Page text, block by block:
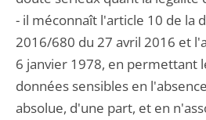
- il méconnaît l'article 10 de la
2016/680 du 27 avril 2016 et
6 janvier 1978, en permettant
données sensibles en
absolue, d'une part, et en